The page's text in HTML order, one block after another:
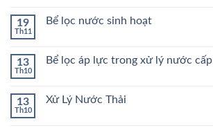
19
Th11
Bể lọc nước sinh hoạt
13
Th10
Bể lọc áp lực trong xử lý nước cấp
13
Th10
Xử Lý Nước Thải